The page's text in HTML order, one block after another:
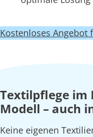
Kostenloses Angebot
Textilpflege im
Modell – auch
Keine eigenen